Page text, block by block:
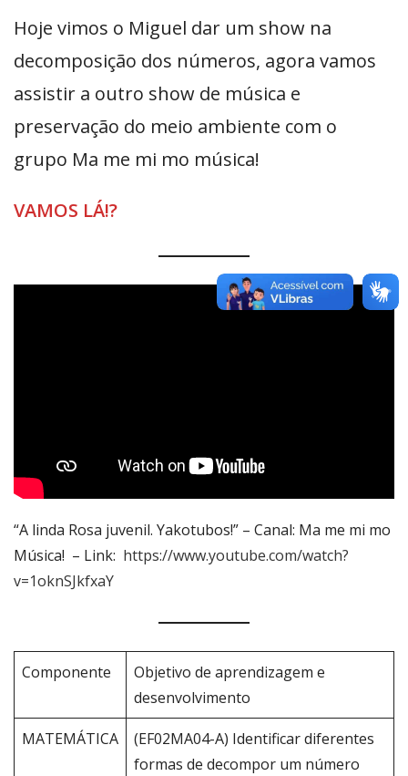
Hoje vimos o Miguel dar um show na
decomposição dos números, agora vamos
assistir a outro show de música e
preservação do meio ambiente com o
grupo Ma me mi mo música!
VAMOS LÁ!?
“A linda Rosa juvenil. Yakotubos!” – Canal: Ma me mi mo
Música! – Link: https://www.youtube.com/watch?
v=1oknSJkfxaY
Componente
Objetivo de aprendizagem e
desenvolvimento
MATEMÁTICA
(EF02MA04-A) Identificar diferentes
formas de decompor um número